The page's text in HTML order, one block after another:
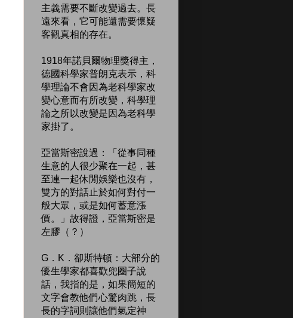
主義需要不斷改變過去。長
遠來看，它可能還需要懷疑
客觀真相的存在。
1918年諾貝爾物理獎得主，
德國科學家普朗克表示，科
學理論不會因為老科學家改
變心意而有所改變，科學理
論之所以改變是因為老科學
家掛了。
亞當斯密說過：「從事同種
生意的人很少聚在一起，甚
至連一起休閒娛樂也沒有，
雙方的對話止於如何對付一
般大眾，或是如何蓄意漲
價。」故得證，亞當斯密是
左膠（？）
G．K．卻斯特頓：大部分的
優生學家都喜歡兜圈子說
話，我指的是，如果簡短的
文字會教他們心驚肉跳，長
長的字詞則讓他們氣定神